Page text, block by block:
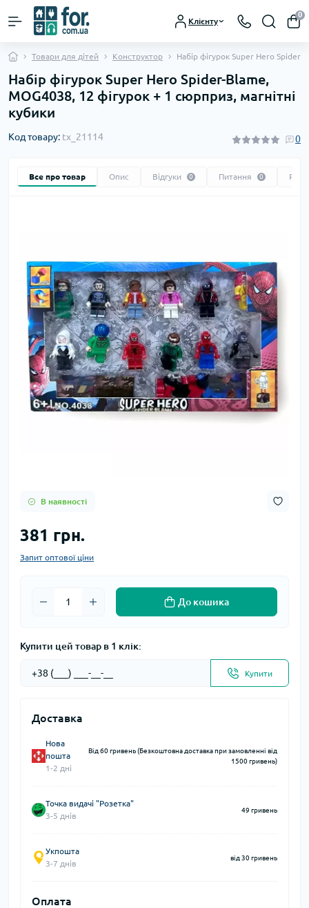
Клієнту
0
Товари для дітей Конструктор Набір фігурок Super Hero Spider-
Набір фігурок Super Hero Spider-Blame,
MOG4038, 12 фігурок + 1 сюрприз, магнітні
кубики
Код товару: tx_21114 0
Все про товар Опис Відгуки 0 Питання 0
В наявності
381 грн.
Запит оптової ціни
До кошика
Купити цей товар в 1 клік:
Купити
Доставка
Нова
пошта
1-2 дні
Від 60 гривень (Безкоштовна доставка при замовленні від
1500 гривень)
Точка видачі "Розетка"
3-5 днів
49 гривень
Укпошта
3-7 днів
від 30 гривень
Оплата